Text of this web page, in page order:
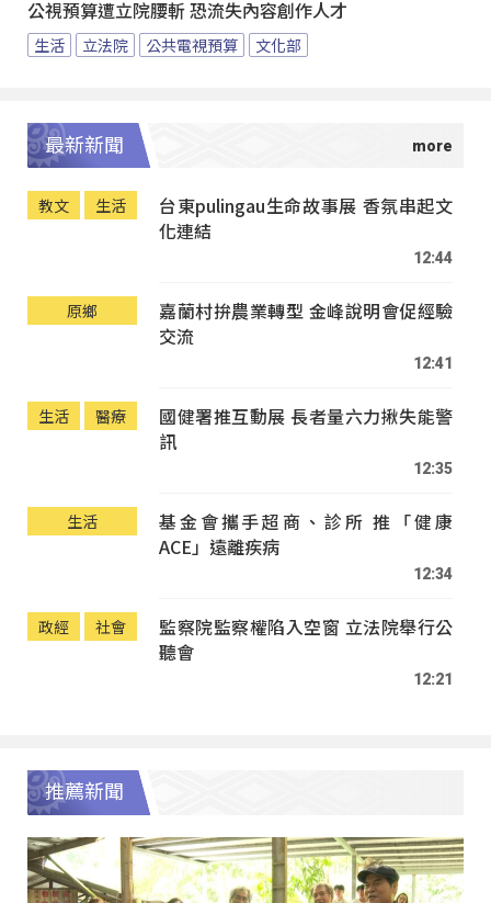
公視預算遭立院腰斬 恐流失內容創作人才
生活 立法院 公共電視預算 文化部
最新新聞
教文 生活
台東pulingau生命故事展 香氛串起文
化連結
12:44
原鄉
嘉蘭村拚農業轉型 金峰說明會促經驗
交流
12:41
生活 醫療
國健署推互動展 長者量六力揪失能警
訊
12:35
生活
基金會攜手超商、診所 推「健康
ACE」遠離疾病
12:34
政經 社會
監察院監察權陷入空窗 立法院舉行公
聽會
12:21
推薦新聞